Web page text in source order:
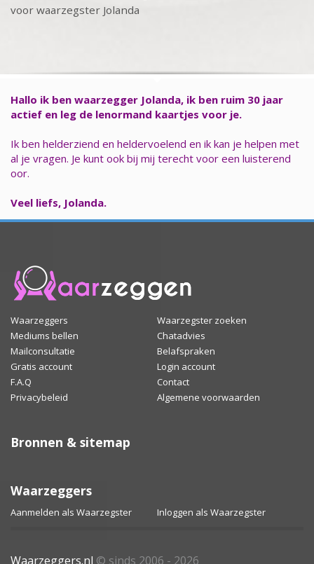
voor waarzegster Jolanda
Hallo ik ben waarzegger Jolanda, ik ben ruim 30 jaar
actief en leg de lenormand kaartjes voor je.
Ik ben helderziend en heldervoelend en ik kan je helpen met
al je vragen. Je kunt ook bij mij terecht voor een luisterend
oor.
Veel liefs, Jolanda.
Waarzeggers
Waarzegster zoeken
Mediums bellen
Chatadvies
Mailconsultatie
Belafspraken
Gratis account
Login account
F.A.Q
Contact
Privacybeleid
Algemene voorwaarden
Bronnen & sitemap
Waarzeggers
Aanmelden als Waarzegster Inloggen als Waarzegster
Waarzeggers.nl © sinds 2006 - 2026